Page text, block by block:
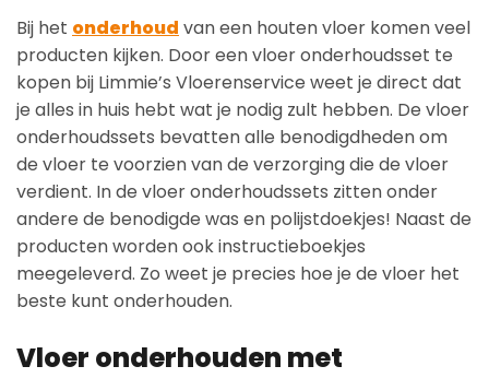
Bij het onderhoud van een houten vloer komen veel
producten kijken. Door een vloer onderhoudsset te
kopen bij Limmie’s Vloerenservice weet je direct dat
je alles in huis hebt wat je nodig zult hebben. De vloer
onderhoudssets bevatten alle benodigdheden om
de vloer te voorzien van de verzorging die de vloer
verdient. In de vloer onderhoudssets zitten onder
andere de benodigde was en polijstdoekjes! Naast de
producten worden ook instructieboekjes
meegeleverd. Zo weet je precies hoe je de vloer het
beste kunt onderhouden.
Vloer onderhouden met